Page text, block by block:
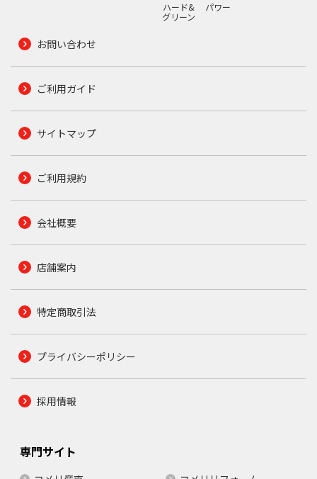
ハード&
グリーン
パワー
お問い合わせ
ご利用ガイド
サイトマップ
ご利用規約
会社概要
店舗案内
特定商取引法
プライバシーポリシー
採用情報
専門サイト